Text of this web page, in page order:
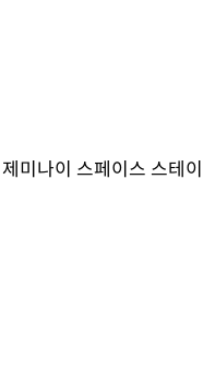
미나이 스페이스 스테이